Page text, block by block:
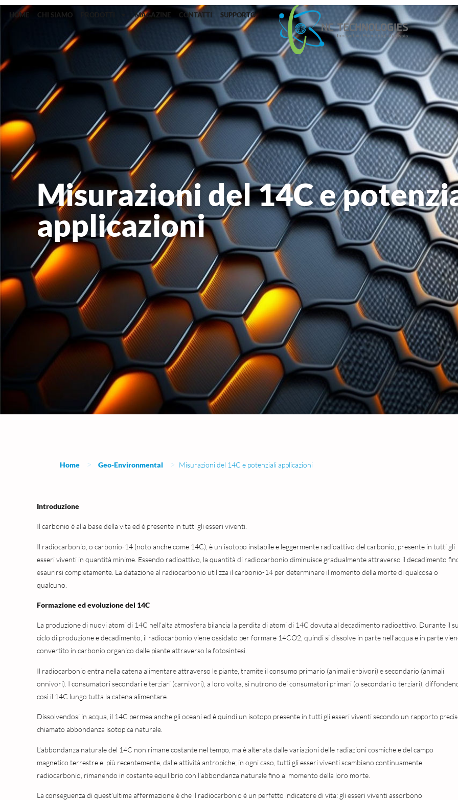
HOME CHI SIAMO MAGAZINE CONTATTI SUPPORTO
Misurazioni del 14C e
applicazioni
Home > Geo-Environmental > Misurazioni del 14C e potenziali applicazioni
Introduzione
Il carbonio è alla base della vita ed è presente in tutti gli esseri viventi.
Il radiocarbonio, o carbonio-14 (noto anche come 14C), è un isotopo instabile e leggermente radioattivo del carbonio, presente in tutti gli
esseri viventi in quantità minime. Essendo radioattivo, la quantità di radiocarbonio diminuisce gradualmente attraverso il decadimento
esaurirsi completamente. La datazione al radiocarbonio utilizza il carbonio-14 per determinare il momento della morte di qualcosa o
qualcuno.
Formazione ed evoluzione del 14C
La produzione di nuovi atomi di 14C nell’alta atmosfera bilancia la perdita di atomi di 14C dovuta al decadimento radioattivo. Durante il
ciclo di produzione e decadimento, il radiocarbonio viene ossidato per formare 14CO2, quindi si dissolve in parte nell’acqua e in parte
convertito in carbonio organico dalle piante attraverso la fotosintesi.
Il radiocarbonio entra nella catena alimentare attraverso le piante, tramite il consumo primario (animali erbivori) e secondario (animali
onnivori). I consumatori secondari e terziari (carnivori), a loro volta, si nutrono dei consumatori primari (o secondari o terziari),
così il 14C lungo tutta la catena alimentare.
Dissolvendosi in acqua, il 14C permea anche gli oceani ed è quindi un isotopo presente in tutti gli esseri viventi secondo un rapporto
chiamato abbondanza isotopica naturale.
L’abbondanza naturale del 14C non rimane costante nel tempo, ma è alterata dalle variazioni delle radiazioni cosmiche e del campo
magnetico terrestre e, più recentemente, dalle attività antropiche; in ogni caso, tutti gli esseri viventi scambiano continuamente
radiocarbonio, rimanendo in costante equilibrio con l’abbondanza naturale fino al momento della loro morte.
La conseguenza di quest’ultima affermazione è che il radiocarbonio è un perfetto indicatore di vita: gli esseri viventi assorbono